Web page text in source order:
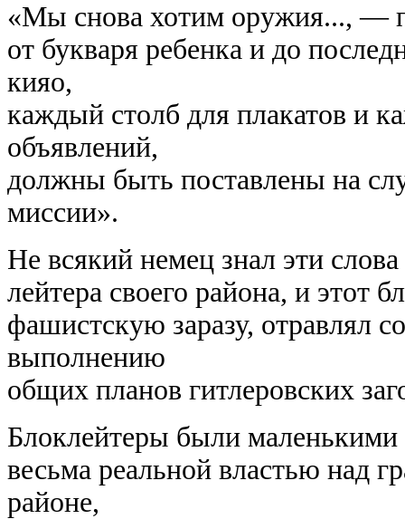
«Мы снова хотим оружия..., —
от букваря ребенка и до
кияо,
каждый столб для плакатов и
объявлений,
должны быть поставлены на
миссии».
Не всякий немец знал эти
лейтера своего района, и этот
фашистскую заразу, отравлял
выполнению
общих планов гитлеровских
Блоклейтеры были
весьма реальной властью над
районе,